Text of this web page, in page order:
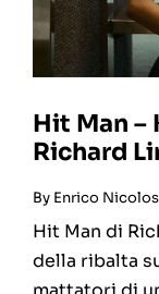
Hit Man –
Richard
By Enrico
Hit Man di
della ribalta